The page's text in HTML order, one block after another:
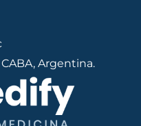
CABA, Argentina.